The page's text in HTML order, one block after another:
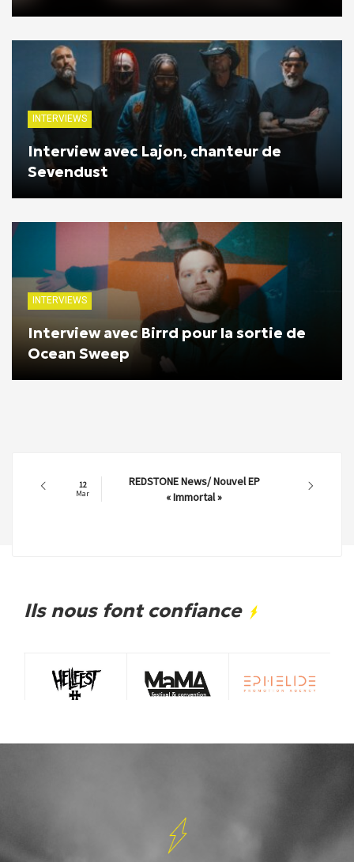
INTERVIEWS
Interview avec Lajon, chanteur de
Sevendust
INTERVIEWS
Interview avec Birrd pour la sortie de
Ocean Sweep
12
Mar
REDSTONE News/ Nouvel EP
« Immortal »
Ils nous font confiance